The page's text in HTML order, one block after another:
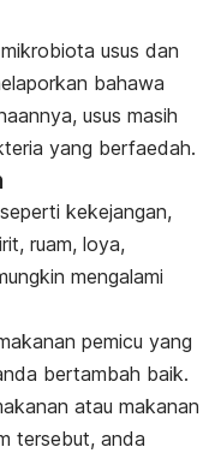
usus dan
bahawa
usus masih
yang berfaedah.
kekejangan,
ruam, loya,
mengalami
pemicu yang
bertambah baik.
atau makanan
tersebut, anda